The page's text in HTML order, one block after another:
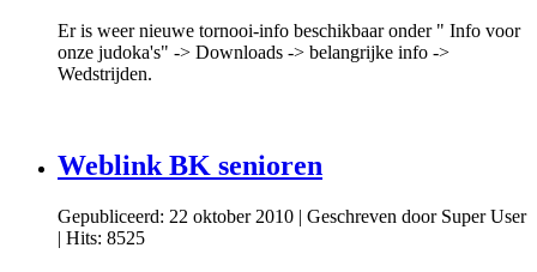
Er is weer nieuwe tornooi-info beschikbaar onder " Info voor
onze judoka's" -> Downloads -> belangrijke info ->
Wedstrijden.
Weblink BK senioren
Gepubliceerd: 22 oktober 2010 | Geschreven door Super User
| Hits: 8525